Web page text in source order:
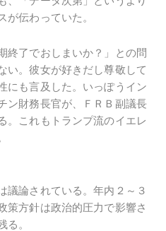
が伝わっていた。
終了でおしまいか？」との問
い。彼女が好きだし尊敬して
にも言及した。いっぽうイン
ン財務長官が、ＦＲＢ副議長
。これもトランプ流のイエレ
議論されている。年内２～３
策方針は政治的圧力で影響さ
る。